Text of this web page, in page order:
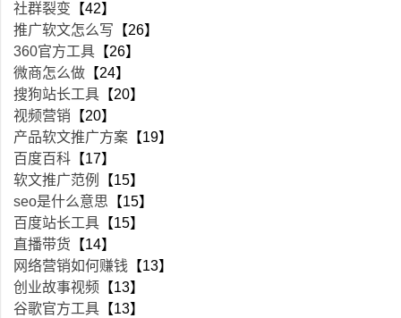
社群裂变 【42】
推广软文怎么写 【26】
360官方工具 【26】
微商怎么做 【24】
搜狗站长工具 【20】
视频营销 【20】
产品软文推广方案 【19】
百度百科 【17】
软文推广范例
【15】
seo是什么意思 【15】
百度站长工具 【15】
直播带货 【14】
网络营销如何赚钱 【13】
创业故事视频 【13】
谷歌官方工具 【13】